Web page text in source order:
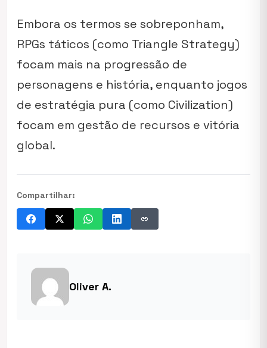
Embora os termos se sobreponham,
RPGs táticos (como Triangle Strategy)
focam mais na progressão de
personagens e história, enquanto jogos
de estratégia pura (como Civilization)
focam em gestão de recursos e vitória
global.
Compartilhar:
link
Oliver A.